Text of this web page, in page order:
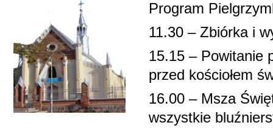
Program
11.30 – Zbiórka i
15.15 – Powitanie
przed kościołem
16.00 – Msza
wszystkie